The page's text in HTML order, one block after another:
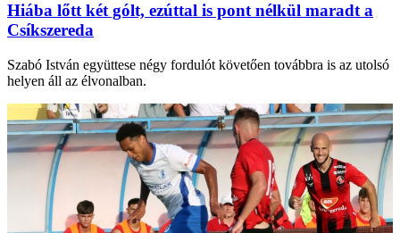
Hiába lőtt két gólt, ezúttal is pont nélkül maradt a
Csíkszereda
Szabó István együttese négy fordulót követően továbbra is az utolsó
helyen áll az élvonalban.